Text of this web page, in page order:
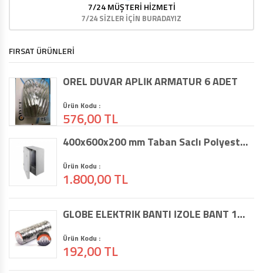
7/24 MÜŞTERİ HİZMETİ
7/24 SİZLER İÇİN BURADAYIZ
FIRSAT ÜRÜNLERİ
OREL DUVAR APLİK ARMATÜR 6 ADET
Ürün Kodu :
576,00 TL
400x600x200 mm Taban Saclı Polyester Pano
Ürün Kodu :
1.800,00 TL
GLOBE ELEKTRİK BANTI İZOLE BANT 10 ADET
Ürün Kodu :
192,00 TL